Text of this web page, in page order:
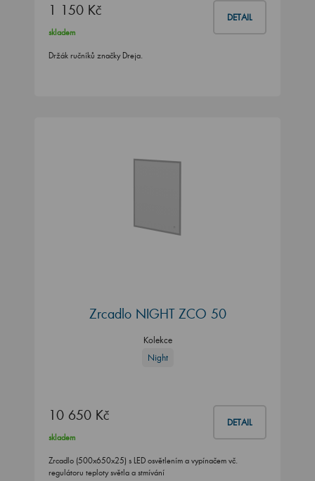
1 150 Kč DETAIL
skladem
Držák ručníků značky Dreja.
Zrcadlo NIGHT ZCO 50
Kolekce
Night
10 650 Kč DETAIL
skladem
Zrcadlo (500x650x25) s LED osvětlením a vypínačem vč.
regulátoru teploty světla a stmívání